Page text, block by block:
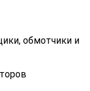
обмотчики и